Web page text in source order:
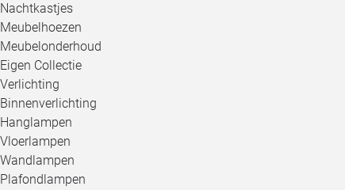
Nachtkastjes
Meubelhoezen
Meubelonderhoud
Eigen Collectie
Verlichting
Binnenverlichting
Hanglampen
Vloerlampen
Wandlampen
Plafondlampen